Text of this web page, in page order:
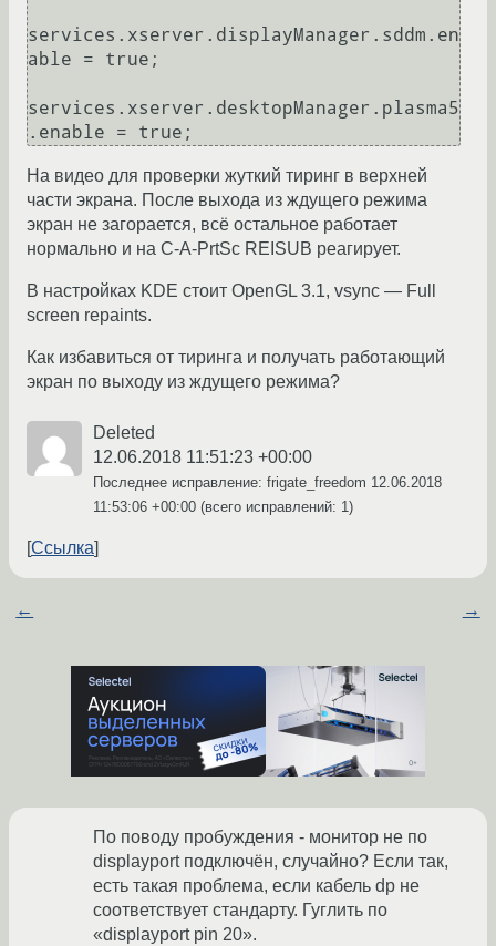
services.xserver.displayManager.sddm.en
able = true;
services.xserver.desktopManager.plasma5
На видео для проверки жуткий тиринг в верхней
части экрана. После выхода из ждущего режима
экран не загорается, всё остальное работает
нормально и на C-A-PrtSc REISUB реагирует.
В настройках KDE стоит OpenGL 3.1, vsync — Full
screen repaints.
Как избавиться от тиринга и получать работающий
экран по выходу из ждущего режима?
Deleted
12.06.2018 11:51:23 +00:00
Последнее исправление: frigate_freedom 12.06.2018
11:53:06 +00:00 (всего исправлений: 1)
Ссылка
← →
По поводу пробуждения - монитор не по
displayport подключён, случайно? Если так,
есть такая проблема, если кабель dp не
соответствует стандарту. Гуглить по
«displayport pin 20».